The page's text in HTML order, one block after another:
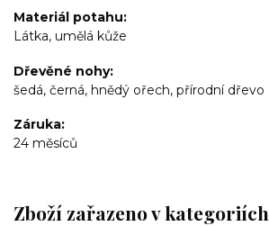
Materiál potahu
Látka, umělá kůže
Dřevěné nohy
šedá, černá, hnědý ořech, přírodní dřevo
Záruka
24 měsíců
Zboží zařazeno v kategoriích